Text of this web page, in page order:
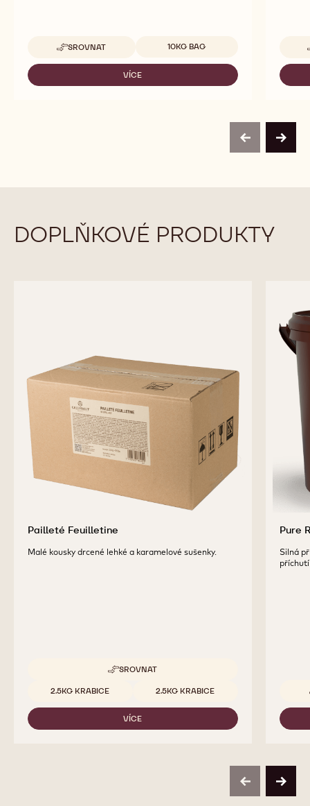
SROVNAT
-
667
Dostupná balení
10KG BAG
VÍCE
-
previousnext
DOPLŇKOVÉ PRODUKTY
Pailleté Feuilletine
Malé kousky drcené lehké a karamelové sušenky.
SROVNAT
-
FEUILLETINE
Dostupná balení
2.5KG KRABICE 2.5KG KRABICE
VÍCE
-
Pure
Silná
previousnext